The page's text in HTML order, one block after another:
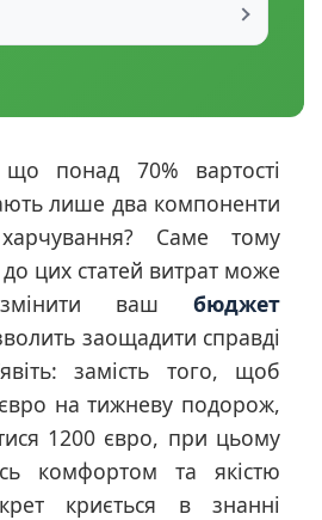
понад 70% вартості
лише два компоненти
Саме тому
цих статей витрат може
змінити ваш бюджет
заощадити справді
замість того, щоб
на тижневу подорож,
1200 євро, при цьому
комфортом та якістю
криється в знанні